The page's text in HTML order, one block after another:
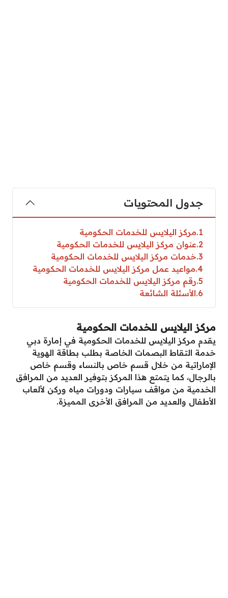
جدول المحتويات
1 مركز اليلايس للخدمات الحكومية
2 عنوان مركز اليلايس للخدمات الحكومية
3 خدمات مركز اليلايس للخدمات الحكومية
4 مواعيد عمل مركز اليلايس للخدمات الحكومية
5 رقم مركز اليلايس للخدمات الحكومية
6 الأسئلة الشائعة
مركز اليلايس للخدمات الحكومية
يقدم مركز اليلايس للخدمات الحكومية في إمارة دبي
خدمة التقاط البصمات الخاصة بطلب بطاقة الهوية
الإماراتية من خلال قسم خاص بالنساء وقسم خاص
بالرجال، كما يتمتع هذا المركز بتوفير العديد من المرافق
الخدمية من مواقف سيارات ودورات مياه وركن لألعاب
الأطفال والعديد من المرافق الأخرى المميزة.